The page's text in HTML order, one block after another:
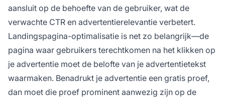
aansluit op de behoefte van de gebruiker, wat de
verwachte CTR en advertentierelevantie verbetert.
Landingspagina-optimalisatie is net zo belangrijk—de
pagina waar gebruikers terechtkomen na het klikken op
je advertentie moet de belofte van je advertentietekst
waarmaken. Benadrukt je advertentie een gratis proef,
dan moet die proef prominent aanwezig zijn op de